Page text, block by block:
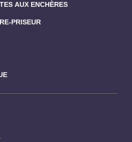
AUX ENCHÈRES
PRISEUR